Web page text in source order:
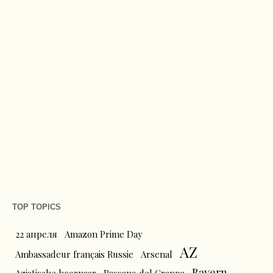
TOP TOPICS
22 апреля
Amazon Prime Day
Ambassadeur français Russie
Arsenal AZ